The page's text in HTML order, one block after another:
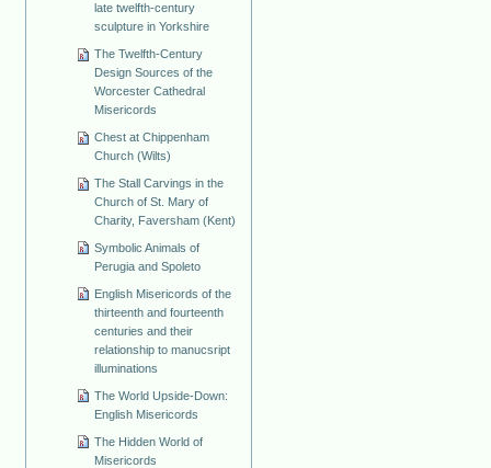
late twelfth-century
sculpture in Yorkshire
The Twelfth-Century
Design Sources of the
Worcester Cathedral
Misericords
Chest at Chippenham
Church (Wilts)
The Stall Carvings in the
Church of St. Mary of
Charity, Faversham (Kent)
Symbolic Animals of
Perugia and Spoleto
English Misericords of the
thirteenth and fourteenth
centuries and their
relationship to manucsript
illuminations
The World Upside-Down:
English Misericords
The Hidden World of
Misericords